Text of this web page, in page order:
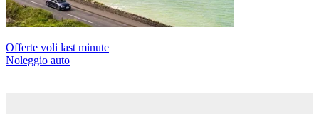
Offerte voli last minute
Noleggio auto